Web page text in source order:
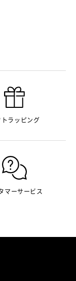
トラッピング
マーサービス